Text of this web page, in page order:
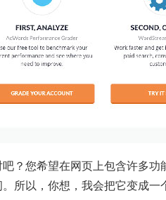
？您希望在网页上包含许多
所以，你想，我会把它变成一